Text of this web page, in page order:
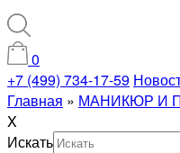
0
+7 (499) 734-17-59
Главная » МАНИКЮР И
X
Искать